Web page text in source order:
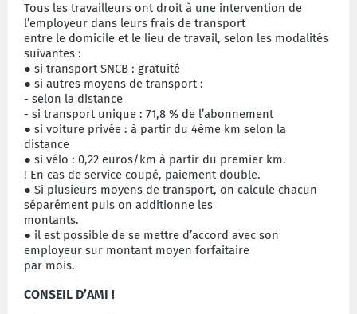
Tous les travailleurs ont droit à une intervention de
l’employeur dans leurs frais de transport
entre le domicile et le lieu de travail, selon les modalités
suivantes :
● si transport SNCB : gratuité
● si autres moyens de transport :
- selon la distance
- si transport unique : 71,8 % de l’abonnement
● si voiture privée : à partir du 4ème km selon la
distance
● si vélo : 0,22 euros/km à partir du premier km.
! En cas de service coupé, paiement double.
● Si plusieurs moyens de transport, on calcule chacun
séparément puis on additionne les
montants.
● il est possible de se mettre d’accord avec son
employeur sur montant moyen forfaitaire
par mois.
CONSEIL D’AMI !